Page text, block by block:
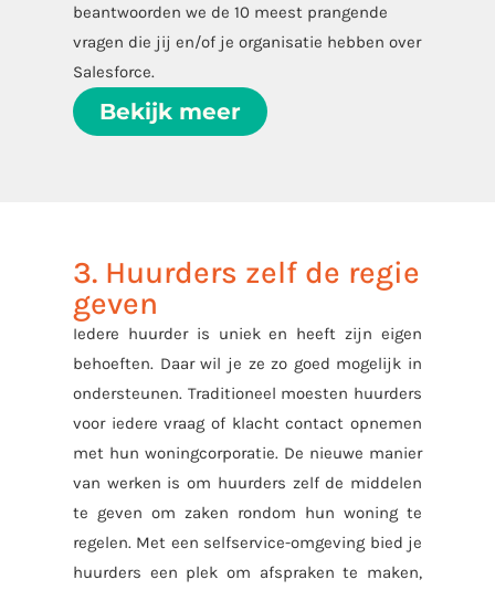
beantwoorden we de 10 meest prangende
vragen die jij en/of je organisatie hebben over
Salesforce.
Bekijk meer
3. Huurders zelf de regie
geven
Iedere huurder is uniek en heeft zijn eigen
behoeften. Daar wil je ze zo goed mogelijk in
ondersteunen. Traditioneel moesten huurders
voor iedere vraag of klacht contact opnemen
met hun woningcorporatie. De nieuwe manier
van werken is om huurders zelf de middelen
te geven om zaken rondom hun woning te
regelen. Met een selfservice-omgeving bied je
huurders een plek om afspraken te maken,